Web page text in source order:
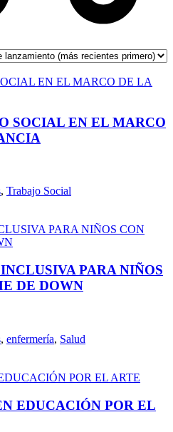
SOCIAL EN EL MARCO
, Trabajo Social
PARA NIÑOS
DE DOWN
, enfermería, Salud
EDUCACIÓN POR EL